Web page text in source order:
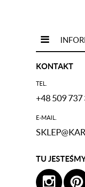
KONTAKT
TEL.
+48 509 737
E-MAIL.
TU